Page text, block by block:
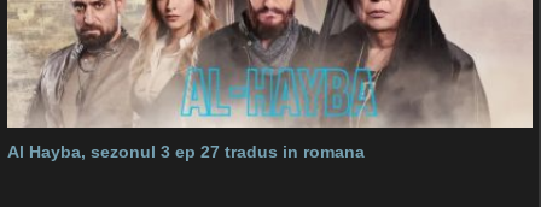
Al Hayba, sezonul 3 ep 27 tradus in romana